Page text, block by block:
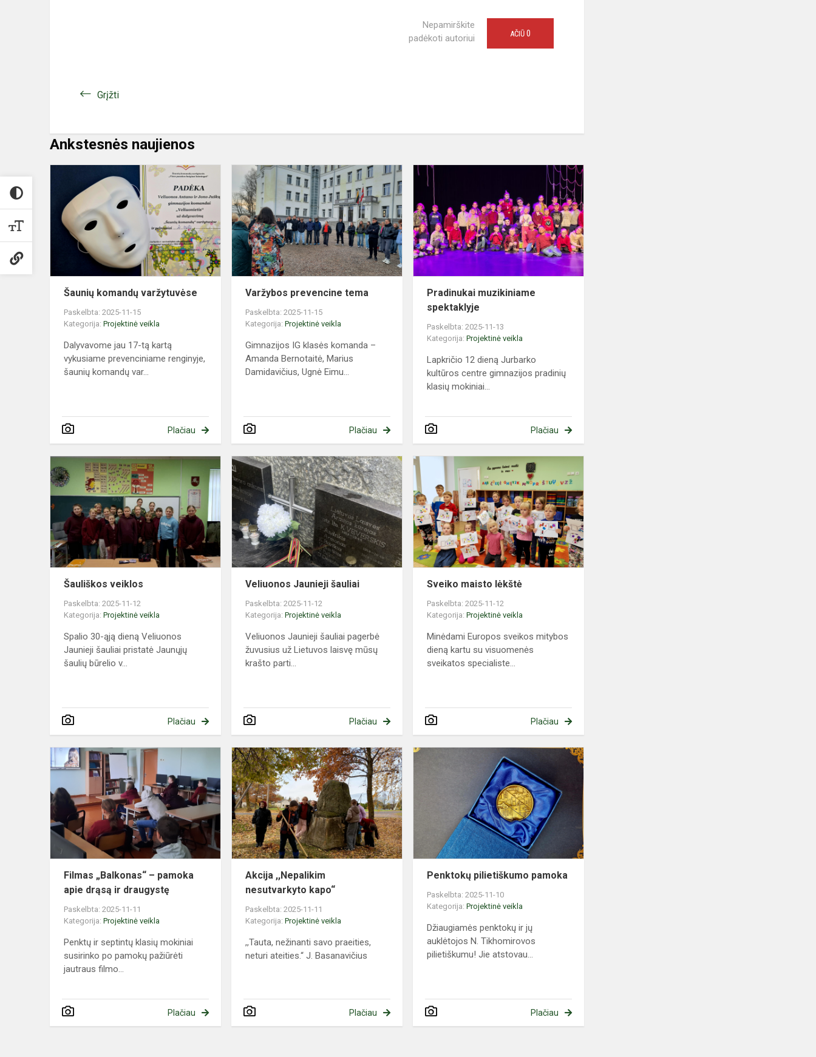
Nepamirškite
padėkoti autoriui
AČIŪ 0
Grįžti
Ankstesnės naujienos
Šaunių
komandų
varžytuvėse
Šaunių komandų varžytuvėse
Paskelbta: 2025-11-15
Kategorija: Projektinė veikla
Dalyvavome jau 17-tą kartą
vykusiame prevenciniame renginyje,
šaunių komandų var...
Plačiau
Varžybos
prevencine
tema
Varžybos prevencine tema
Paskelbta: 2025-11-15
Kategorija:Projektinė veikla
Gimnazijos IG klasės komanda –
Amanda Bernotaitė, Marius
Damidavičius, Ugnė Eimu...
Plačiau
Pradinukai
Pradinukai muzikiniame
spektaklyje
Paskelbta: 2025-11-13
Kategorija:Projektinė veikla
Lapkričio 12 dieną Jurbarko
kultūros centre gimnazijos pradinių
klasių mokiniai...
Plačiau
Šauliškos
veiklos
Šauliškos veiklos
Paskelbta: 2025-11-12
Kategorija: Projektinė veikla
Spalio 30-ąją dieną Veliuonos
Jaunieji šauliai pristatė Jaunųjų
šaulių būrelio v...
Plačiau
Veliuonos
Jaunieji
šauliai
Veliuonos Jaunieji šauliai
Paskelbta: 2025-11-12
Kategorija:Projektinė veikla
Veliuonos Jaunieji šauliai pagerbė
žuvusius už Lietuvos laisvę mūsų
krašto parti...
Plačiau
lėkštė
Sveiko maisto lėkštė
Paskelbta: 2025-11-12
Kategorija:Projektinė veikla
Minėdami Europos sveikos mitybos
dieną kartu su visuomenės
sveikatos specialiste...
Plačiau
Filmas
„Balkonas“
–
pamoka
apie
drąsą
draugystę
Filmas „Balkonas“ – pamoka
apie drąsą ir draugystę
Paskelbta: 2025-11-11
Kategorija: Projektinė veikla
Penktų ir septintų klasių mokiniai
susirinko po pamokų pažiūrėti
jautraus filmo...
Plačiau
Akcija
,,Nepalikim
nesutvarkyto
kapo“
Akcija ,,Nepalikim
nesutvarkyto kapo“
Paskelbta: 2025-11-11
Kategorija:Projektinė veikla
,,Tauta, nežinanti savo praeities,
neturi ateities.“ J. Basanavičius
Plačiau
Penktokų
pilietiškumo
pamoka
Penktokų pilietiškumo pamoka
Paskelbta: 2025-11-10
Kategorija:Projektinė veikla
Džiaugiamės penktokų ir jų
auklėtojos N. Tikhomirovos
pilietiškumu! Jie atstovau...
Plačiau